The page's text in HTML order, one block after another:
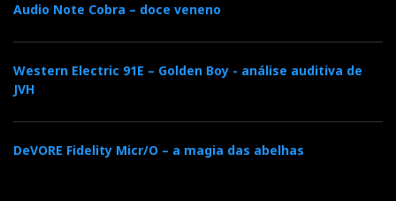
Audio Note Cobra – doce veneno
Western Electric 91E – Golden Boy - análise auditiva de
JVH
DeVORE Fidelity Micr/O – a magia das abelhas